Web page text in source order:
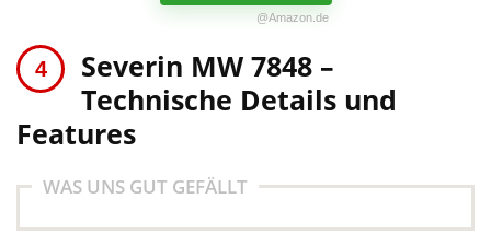
@Amazon.de
Severin MW 7848 –
Technische Details und
Features
WAS UNS GUT GEFÄLLT